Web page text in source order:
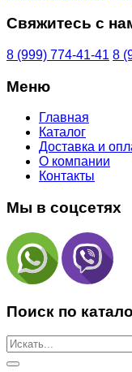
Свяжитесь с
8 (999) 774-41-41 8
Меню
Главная
Каталог
Доставка и
О компании
Контакты
Мы в соцсетях
Поиск по